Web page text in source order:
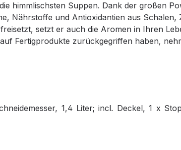
himmlischsten Suppen. Dank der großen
Nährstoffe und Antioxidantien aus
setzt er auch die Aromen in Ihren
Fertigprodukte zurückgegriffen haben,
1,4 Liter; incl. Deckel, 1 x